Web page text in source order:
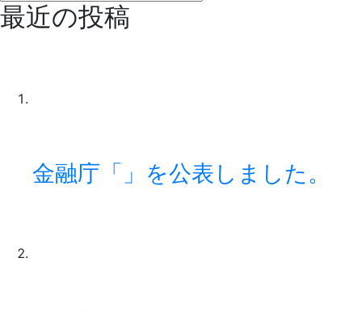
最近の投稿
金融庁「」を公表しました。